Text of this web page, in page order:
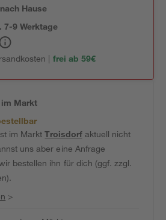
Hause
7-9 Werktage
| frei ab 59€
Markt
im MarktTroisdorfaktuell nicht
uns aber eine Anfrage
bestellen ihn für dich (ggf. zzgl.
>